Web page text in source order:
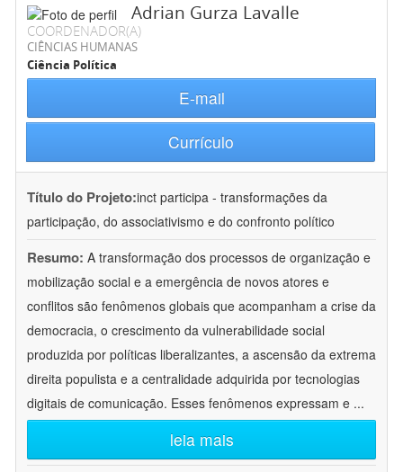
Adrian Gurza Lavalle
COORDENADOR(A)
CIÊNCIAS HUMANAS
Ciência Política
E-mail
Currículo
Título do Projeto:inct participa - transformações da
participação, do associativismo e do confronto político
Resumo: A transformação dos processos de organização e
mobilização social e a emergência de novos atores e
conflitos são fenômenos globais que acompanham a crise da
democracia, o crescimento da vulnerabilidade social
produzida por políticas liberalizantes, a ascensão da extrema
direita populista e a centralidade adquirida por tecnologias
digitais de comunicação. Esses fenômenos expressam e ...
leia mais